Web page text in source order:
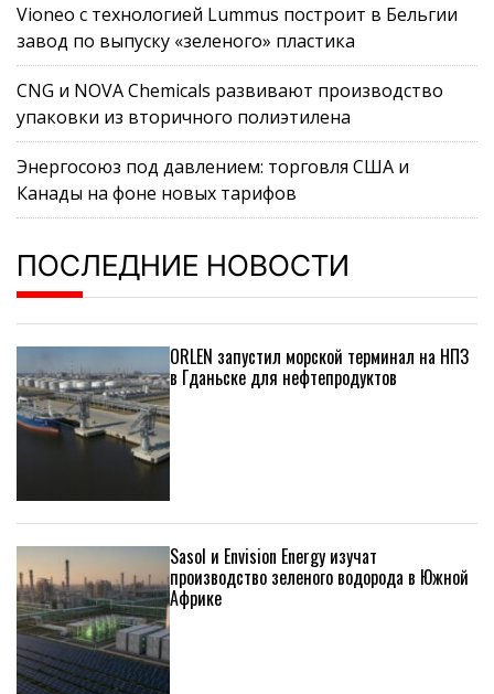
Vioneo с технологией Lummus построит в Бельгии
завод по выпуску «зеленого» пластика
CNG и NOVA Chemicals развивают производство
упаковки из вторичного полиэтилена
Энергосоюз под давлением: торговля США и
Канады на фоне новых тарифов
ПОСЛЕДНИЕ НОВОСТИ
ORLEN запустил морской терминал на НПЗ
в Гданьске для нефтепродуктов
Sasol и Envision Energy изучат
производство зеленого водорода в Южной
Африке